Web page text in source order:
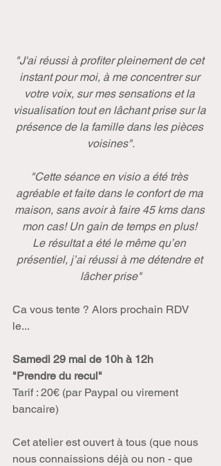
"J'ai réussi à profiter pleinement de cet
instant pour moi, à me concentrer sur
votre voix, sur mes sensations et la
visualisation tout en lâchant prise sur la
présence de la famille dans les pièces
voisines".
"Cette séance en visio a été très
agréable et faite dans le confort de ma
maison, sans avoir à faire 45 kms dans
mon cas! Un gain de temps en plus!
Le résultat a été le même qu’en
présentiel, j’ai réussi à me détendre et
lâcher prise"
Ca vous tente ? Alors prochain RDV
le...
Samedi 29 mai de 10h à 12h
"Prendre du recul"
Tarif : 20€ (par Paypal ou virement
bancaire)
Cet atelier est ouvert à tous (que nous
nous connaissions déjà ou non - que